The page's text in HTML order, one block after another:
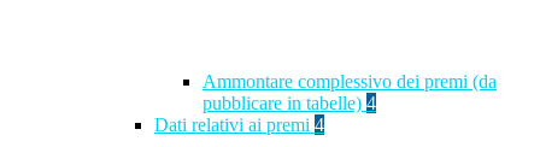
Ammontare complessivo dei premi (da
pubblicare in tabelle) 4
Dati relativi ai premi 4